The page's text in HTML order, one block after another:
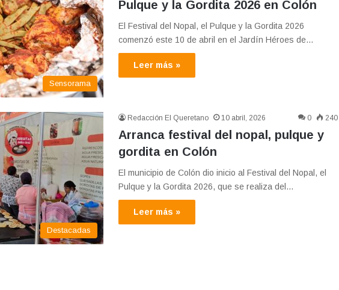
Sensorama
Pulque y la Gordita 2026 en Colón
El Festival del Nopal, el Pulque y la Gordita 2026
comenzó este 10 de abril en el Jardín Héroes de…
Leer más »
Destacadas
Redacción El Queretano 10 abril, 2026 0 240
Arranca festival del nopal, pulque y
gordita en Colón
El municipio de Colón dio inicio al Festival del Nopal, el
Pulque y la Gordita 2026, que se realiza del…
Leer más »